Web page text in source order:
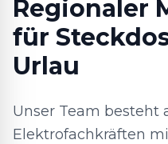
Regionaler
für
Urlau
Unser Team besteht
Elektrofachkräften